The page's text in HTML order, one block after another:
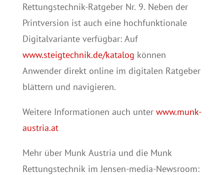
Rettungstechnik-Ratgeber Nr. 9. Neben der
Printversion ist auch eine hochfunktionale
Digitalvariante verfügbar: Auf
www.steigtechnik.de/katalog können
Anwender direkt online im digitalen Ratgeber
blättern und navigieren.
Weitere Informationen auch unter www.munk-
austria.at
Mehr über Munk Austria und die Munk
Rettungstechnik im Jensen-media-Newsroom: